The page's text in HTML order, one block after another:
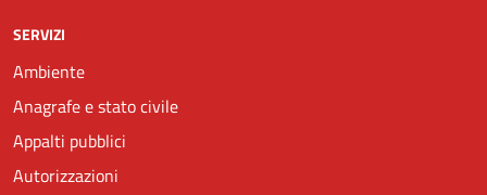
SERVIZI
Ambiente
Anagrafe e stato civile
Appalti pubblici
Autorizzazioni